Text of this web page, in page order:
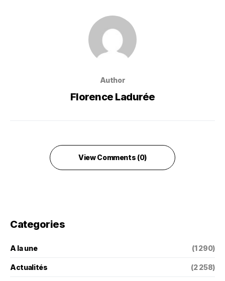
Author
Florence Ladurée
View Comments (0)
Categories
A la une (1 290)
Actualités (2 258)